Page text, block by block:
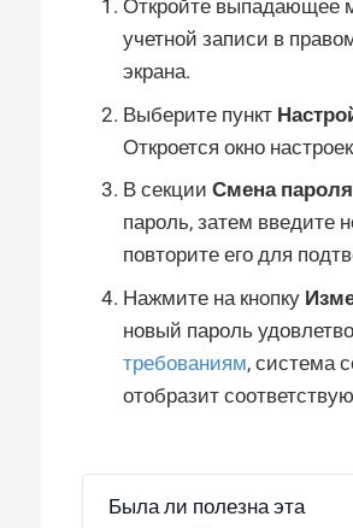
Откройте выпадающее
учетной записи в
экрана.
Выберите пункт
Откроется окно
В секции Смена пароля
пароль, затем введите
повторите его для
Нажмите на кнопку
новый пароль
требованиям, система
отобразит
Была ли полезна эта